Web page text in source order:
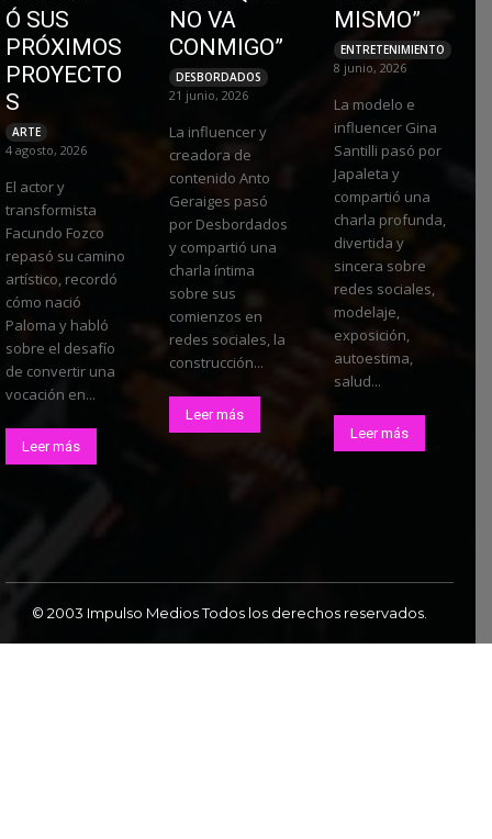
Ó SUS
PRÓXIMOS
PROYECTO
S
ARTE
4 agosto, 2026
El actor y
transformista
Facundo Fozco
repasó su camino
artístico, recordó
cómo nació
Paloma y habló
sobre el desafío
de convertir una
vocación en...
Leer más
NO VA
CONMIGO”
DESBORDADOS
21 junio, 2026
La influencer y
creadora de
contenido Anto
Geraiges pasó
por Desbordados
y compartió una
charla íntima
sobre sus
comienzos en
redes sociales, la
construcción...
Leer más
MISMO”
ENTRETENIMIENTO
8 junio, 2026
La modelo e
influencer Gina
Santilli pasó por
Japaleta y
compartió una
charla profunda,
divertida y
sincera sobre
redes sociales,
modelaje,
exposición,
autoestima,
salud...
Leer más
© 2003 Impulso Medios Todos los derechos reservados.